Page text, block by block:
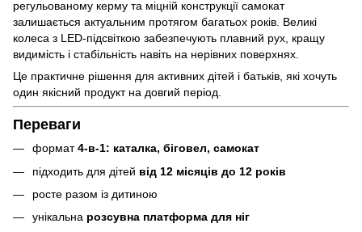
регульованому керму та міцній конструкції самокат
залишається актуальним протягом багатьох років. Великі
колеса з LED-підсвіткою забезпечують плавний рух, кращу
видимість і стабільність навіть на нерівних поверхнях.
Це практичне рішення для активних дітей і батьків, які хочуть
один якісний продукт на довгий період.
Переваги
формат4-в-1: каталка, біговел, самокат
підходить для дітей від 12 місяців до 12 років
росте разом із дитиною
унікальна розсувна платформа для ніг